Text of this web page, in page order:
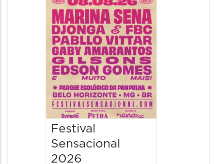
Festival
Sensacional
2026